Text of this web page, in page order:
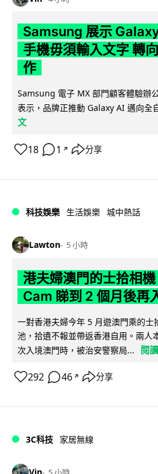
Samsung 展示
手機毋須輸入文字 轉
作
Samsung 電子 MX 部門顧客體驗辦
表示，品牌正推動 Galaxy AI 邁向全
文
18 1 ↗ 分享
科技娛樂 生活娛樂 城中熱話
Lawton 5 小時
港夫婦澳門的士拾相
Cam 睇到 2 個月後再
一對香港夫婦今年 5 月遊澳門乘的士
池，拾遺不報並帶返香港自用。兩人
次入境澳門時，被治安警察局...
閱
292 46 ↗ 分享
3C科技 家居無線